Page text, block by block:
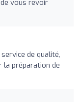
vous revoir
de qualité,
la préparation de